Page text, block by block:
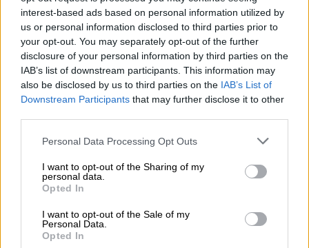
interest-based ads based on personal information utilized by
us or personal information disclosed to third parties prior to
your opt-out. You may separately opt-out of the further
disclosure of your personal information by third parties on the
IAB’s list of downstream participants. This information may
also be disclosed by us to third parties on the IAB’s List of
Downstream Participants that may further disclose it to other
Please note that this website/app uses one or more Google
not limited to your visit or usage behaviour. You may click to
grant or deny consent to Google and its third-party tags to
use your data for below specified purposes in below Google
consent section.
Personal Data Processing Opt Outs
I want to opt-out of the Sharing of my
personal data.
Opted In
I want to opt-out of the Sale of my
Personal Data.
Opted In
Είναι παράνομος ο χρηματισμός;
Δεν είναι παράνομο να πληρώσεις κάποιος
αποζημίωση για ένα τέτοιο συμβόλαιο,
αναφέρει τοBBC.
Ωστόσο, δεδομένου ότι η πληρωμήέγινε ένα
επικριτές του Τραμπ υποστήριξαν ότι τα
χρήματα θα μπορούσαν να ισοδυναμούν με
παραβίασητης
Τον Αύγουστο του 2018, ο δικηγόρος του
δήλωσε ένοχος για